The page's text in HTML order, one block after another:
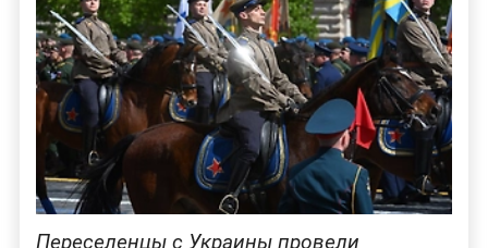
Переселенцы с Украины провели